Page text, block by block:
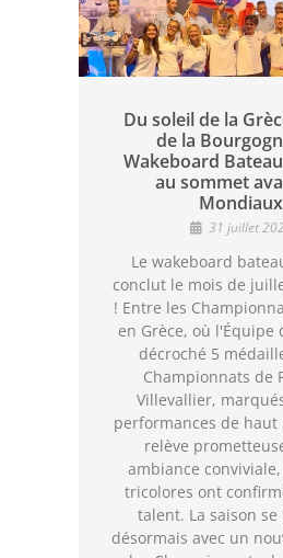
Du soleil de la
de la
Wakeboard
au sommet
Mondiaux
31 juillet
Le wakeboard
conclut le mois de
! Entre les
en Grèce, où l'Équipe
décroché 5
Championnats de
Villevallier,
performances de haut
relève
ambiance
tricolores ont
talent. La saison
désormais avec un